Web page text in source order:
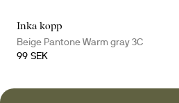
Inka kopp
Beige Pantone Warm gray 3C
99 SEK